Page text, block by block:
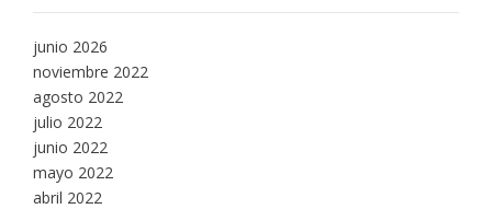
junio 2026
noviembre 2022
agosto 2022
julio 2022
junio 2022
mayo 2022
abril 2022